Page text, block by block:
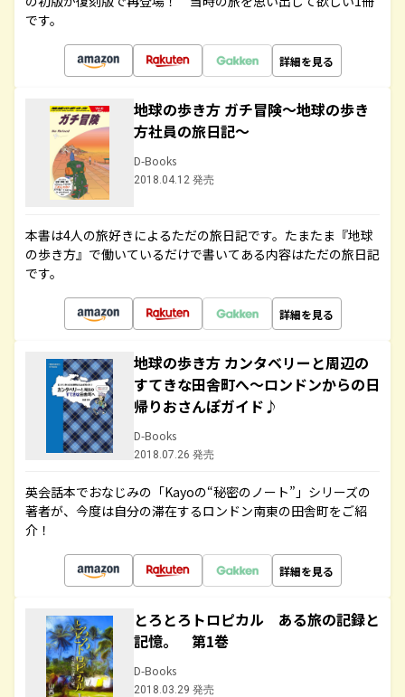
です。
詳細を見る
地球の歩き方 ガチ冒険～地球の歩き
方社員の旅日記～
D-Books
2018.04.12 発売
本書は4人の旅好きによるただの旅日記です。たまたま『地球
の歩き方』で働いているだけで書いてある内容はただの旅日記
です。
詳細を見る
地球の歩き方 カンタベリーと周辺の
すてきな田舎町へ～ロンドンからの日
帰りおさんぽガイド♪
D-Books
2018.07.26 発売
英会話本でおなじみの「Kayoの“秘密のノート”」シリーズの
著者が、今度は自分の滞在するロンドン南東の田舎町をご紹
介！
詳細を見る
とろとろトロピカル ある旅の記録と
記憶。 第1巻
D-Books
2018.03.29 発売